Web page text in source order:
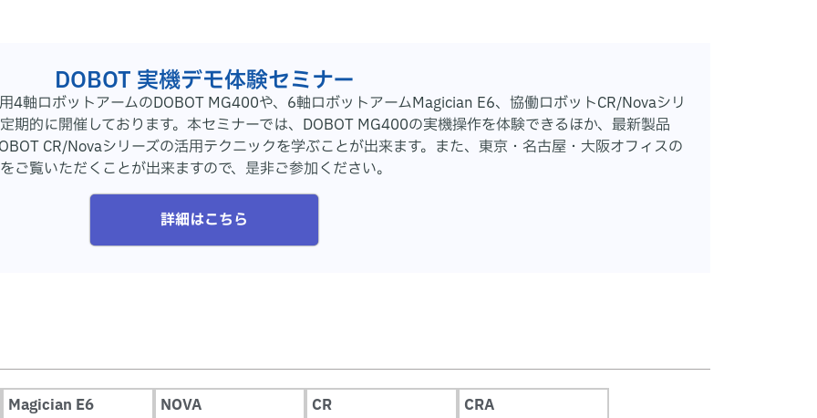
DOBOT 実機デモ体験セミナー
4軸ロボットアームのDOBOT MG400や、6軸ロボットアームMagician E6、協働ロボットCR/Novaシリ
期的に開催しております。本セミナーでは、DOBOT MG400の実機操作を体験できるほか、最新製品
CR/Novaシリーズの活用テクニックを学ぶことが出来ます。また、東京・名古屋・大阪オフィスの
覧いただくことが出来ますので、是非ご参加ください。
詳細はこちら
Magician E6 NOVA CR CRA